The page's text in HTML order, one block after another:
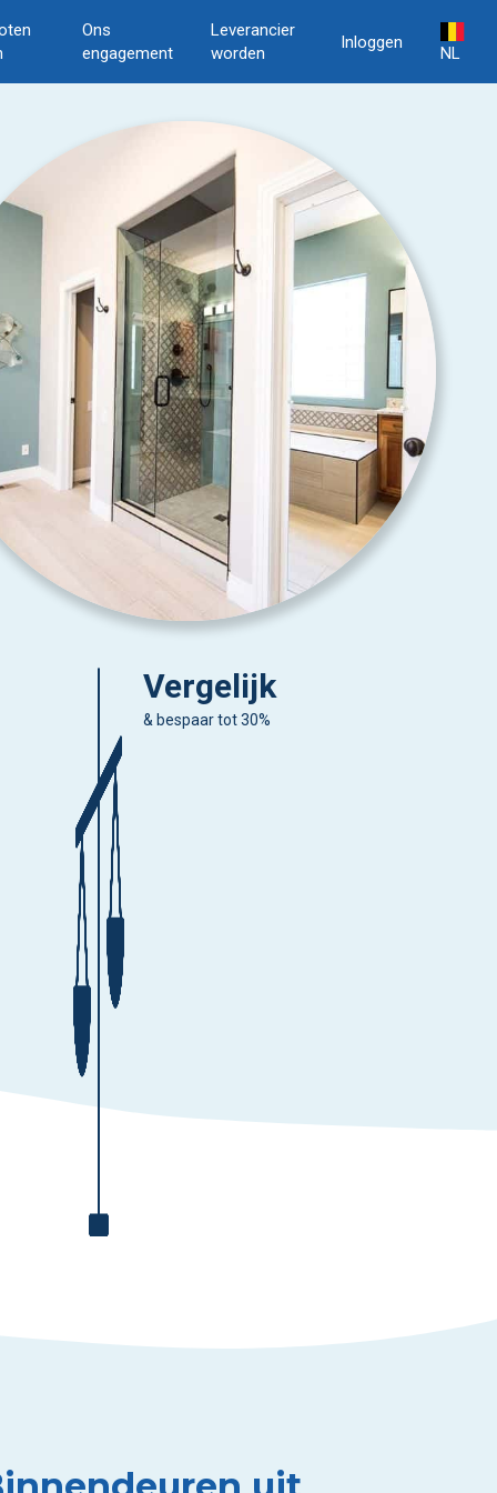
Ons
engagement
Leverancier
worden
Inloggen
NL
Vergelijk
& bespaar tot 30%